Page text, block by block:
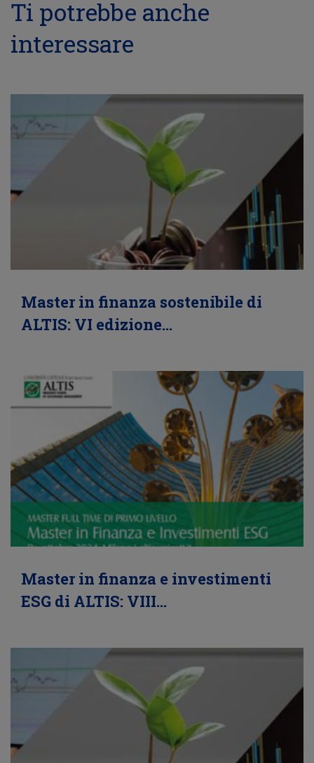
Ti potrebbe anche
interessare
Master in finanza sostenibile di
ALTIS: VI edizione…
Master in finanza e investimenti
ESG di ALTIS: VIII…